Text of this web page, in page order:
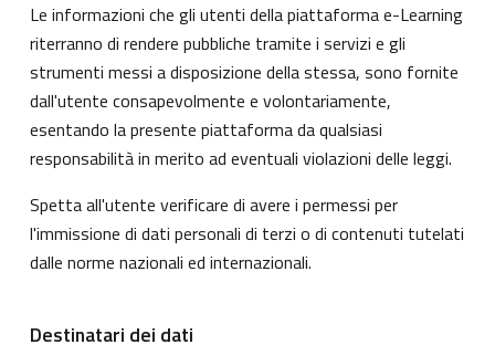
Le informazioni che gli utenti della piattaforma e-Learning
riterranno di rendere pubbliche tramite i servizi e gli
strumenti messi a disposizione della stessa, sono fornite
dall'utente consapevolmente e volontariamente,
esentando la presente piattaforma da qualsiasi
responsabilità in merito ad eventuali violazioni delle leggi.
Spetta all'utente verificare di avere i permessi per
l'immissione di dati personali di terzi o di contenuti tutelati
dalle norme nazionali ed internazionali.
Destinatari dei dati